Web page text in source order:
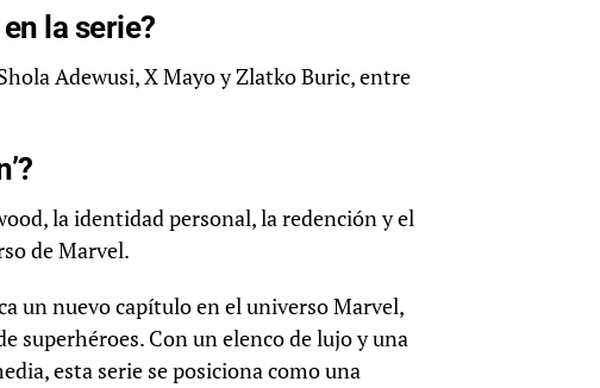
la serie?
Adewusi, X Mayo y Zlatko Buric, entre
la identidad personal, la redención y el
de Marvel.
un nuevo capítulo en el universo Marvel,
superhéroes. Con un elenco de lujo y una
esta serie se posiciona como una